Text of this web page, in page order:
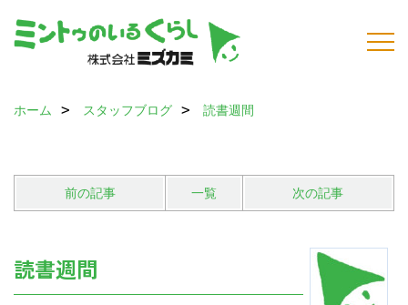
ホーム スタッフブログ 読書週間
前の記事 一覧 次の記事
読書週間